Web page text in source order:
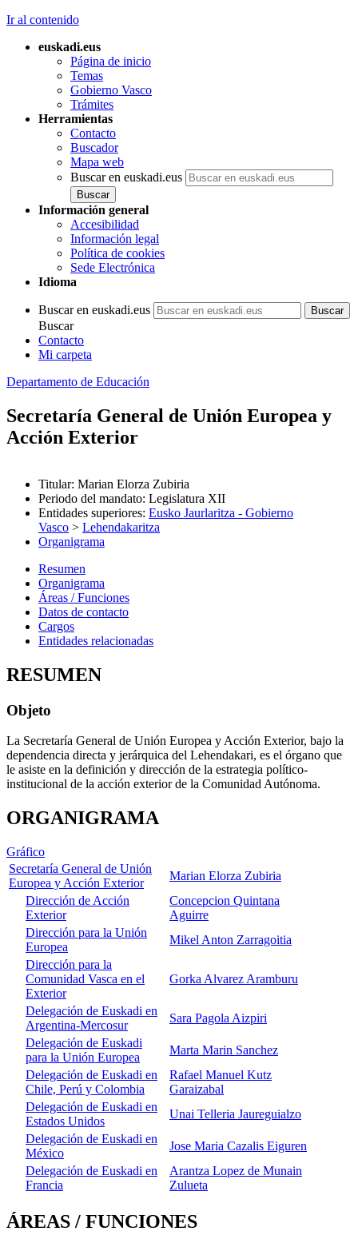
Ir al contenido
euskadi.eus
Página de inicio
Temas
Gobierno Vasco
Trámites
Herramientas
Contacto
Buscador
Mapa web
Buscar en euskadi.eus
Información general
Accesibilidad
Información legal
Política de cookies
Sede Electrónica
Idioma
Buscar en euskadi.eus
Buscar
Contacto
Mi carpeta
Departamento de Educación
Secretaría General de Unión Europea y
Acción Exterior
Titular: Marian Elorza Zubiria
Periodo del mandato: Legislatura XII
Entidades superiores: Eusko Jaurlaritza - Gobierno
Vasco > Lehendakaritza
Organigrama
Resumen
Organigrama
Áreas / Funciones
Datos de contacto
Cargos
Entidades relacionadas
RESUMEN
Objeto
La Secretaría General de Unión Europea y Acción Exterior, bajo la
dependencia directa y jerárquica del Lehendakari, es el órgano que
le asiste en la definición y dirección de la estrategia político-
institucional de la acción exterior de la Comunidad Autónoma.
ORGANIGRAMA
Gráfico
Secretaría General de Unión
Europea y Acción Exterior
Marian Elorza Zubiria
Dirección de Acción
Exterior
Concepcion Quintana
Aguirre
Dirección para la Unión
Europea
Mikel Anton Zarragoitia
Dirección para la
Comunidad Vasca en el
Exterior
Gorka Alvarez Aramburu
Delegación de Euskadi en
Argentina-Mercosur
Sara Pagola Aizpiri
Delegación de Euskadi
para la Unión Europea
Marta Marin Sanchez
Delegación de Euskadi en
Chile, Perú y Colombia
Rafael Manuel Kutz
Garaizabal
Delegación de Euskadi en
Estados Unidos
Unai Telleria Jaureguialzo
Delegación de Euskadi en
México
Jose Maria Cazalis Eiguren
Delegación de Euskadi en
Francia
Arantza Lopez de Munain
Zulueta
ÁREAS / FUNCIONES